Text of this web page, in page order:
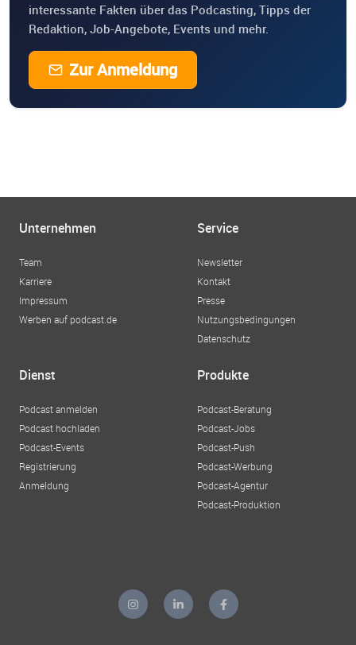
interessante Fakten über das Podcasting, Tipps der
Redaktion, Job-Angebote, Events und mehr.
Zur Anmeldung
Unternehmen
Team
Karriere
Impressum
Werben auf podcast.de
Service
Newsletter
Kontakt
Presse
Nutzungsbedingungen
Datenschutz
Dienst
Podcast anmelden
Podcast hochladen
Podcast-Events
Registrierung
Anmeldung
Produkte
Podcast-Beratung
Podcast-Jobs
Podcast-Push
Podcast-Werbung
Podcast-Agentur
Podcast-Produktion